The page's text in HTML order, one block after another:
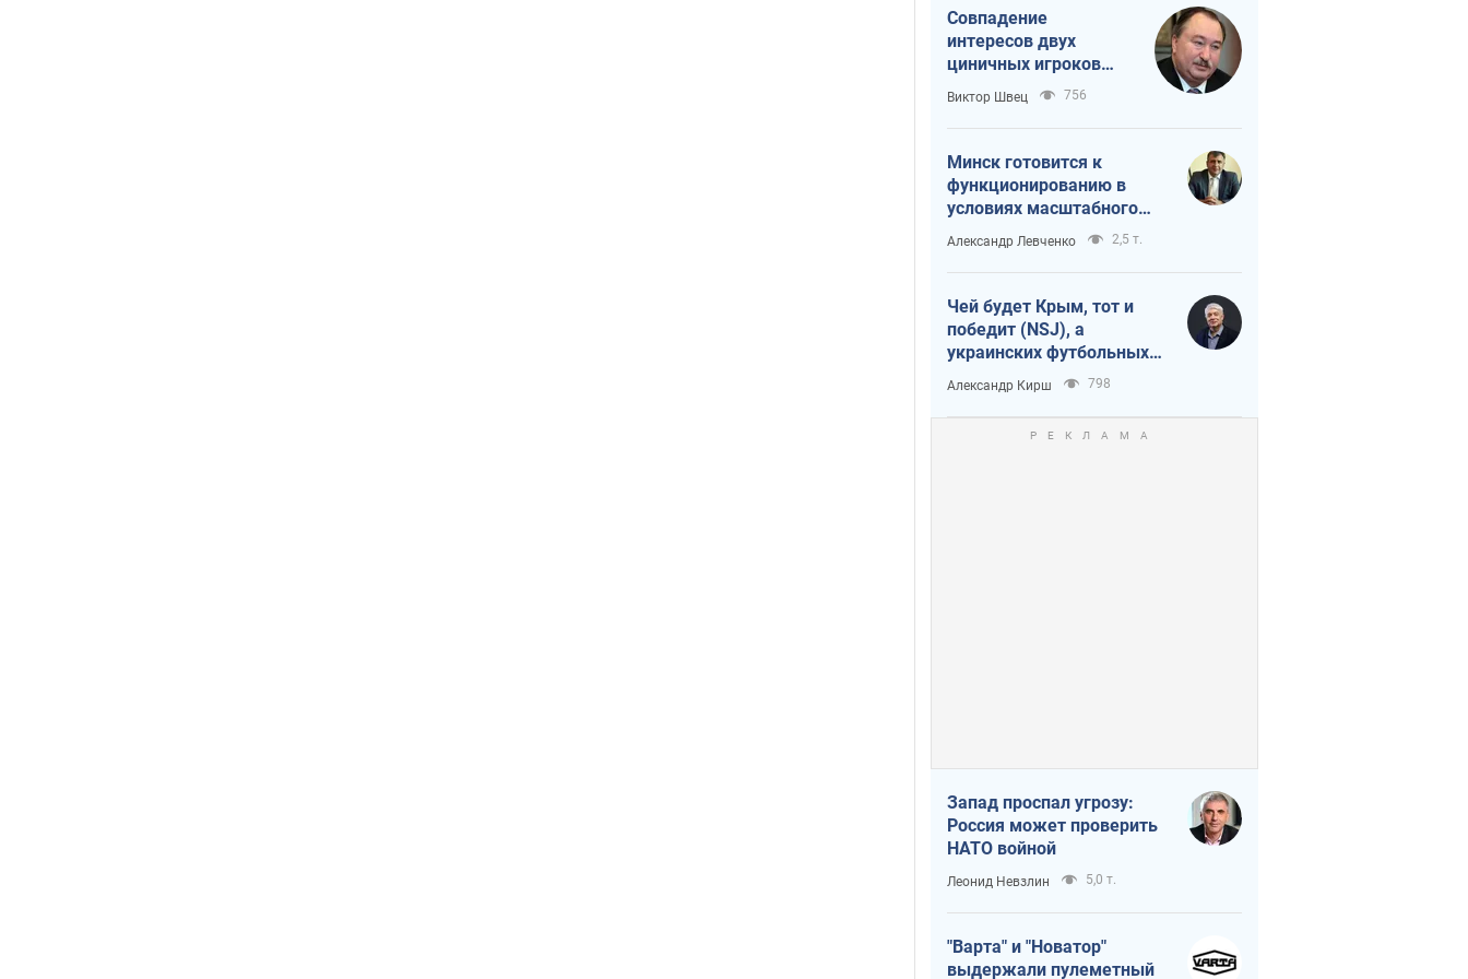
Совпадение
интересов двух
циничных игроков
или тайный план
Трампа и Путина?
Виктор Швец 756
Минск готовится к
функционированию в
условиях масштабного
военного кризиса
Александр Левченко 2,5 т.
Чей будет Крым, тот и
победит (NSJ), а
украинских футбольных
чиновников могут
назвать убийцами
Александр Кирш 798
Запад проспал угрозу:
Россия может проверить
НАТО войной
Леонид Невзлин 5,0 т.
"Варта" и "Новатор"
выдержали пулеметный